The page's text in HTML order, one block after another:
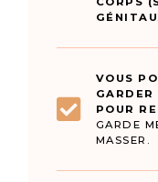
VOUS
POUR
GARDE
MASSER.